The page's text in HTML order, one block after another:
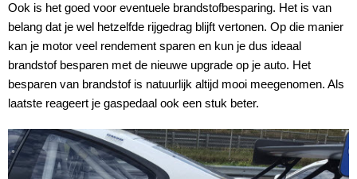
Ook is het goed voor eventuele brandstofbesparing. Het is van
belang dat je wel hetzelfde rijgedrag blijft vertonen. Op die manier
kan je motor veel rendement sparen en kun je dus ideaal
brandstof besparen met de nieuwe upgrade op je auto. Het
besparen van brandstof is natuurlijk altijd mooi meegenomen. Als
laatste reageert je gaspedaal ook een stuk beter.